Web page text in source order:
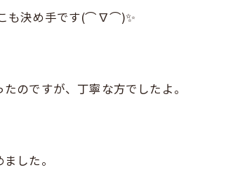
こも決め手です(⌒∇⌒)✨
のですが、丁寧な方でしたよ。
した。